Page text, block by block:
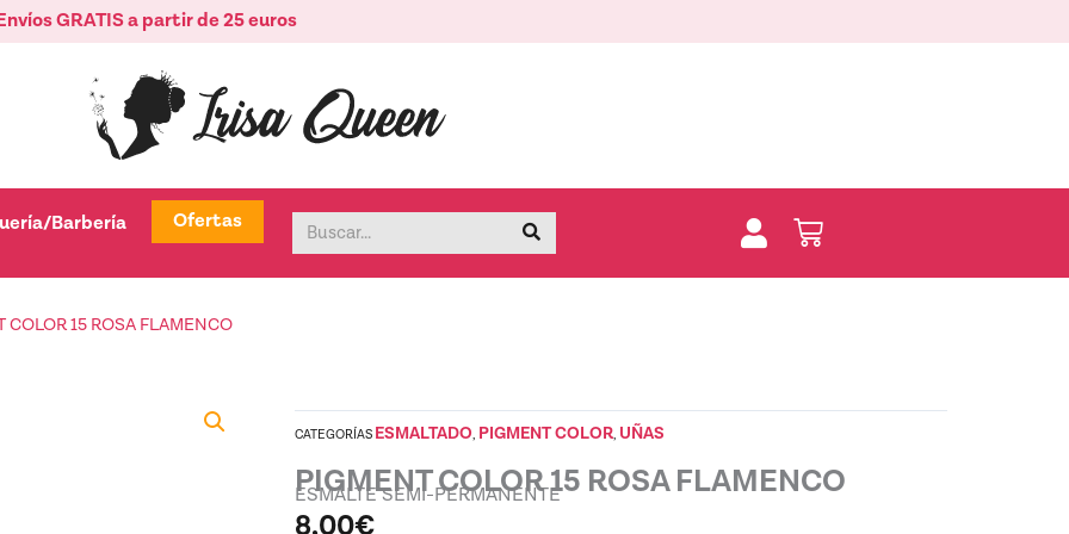
GRATIS a partir de 25 euros
Barbería Abrir Peluquería/Barbería
Ofertas Buscar Buscar Carrito
COLOR 15 ROSA FLAMENCO
CATEGORÍAS ESMALTADO, PIGMENT COLOR, UÑAS
PIGMENT COLOR 15 ROSA FLAMENCO
ESMALTE SEMI-PERMANENTE
8,00€